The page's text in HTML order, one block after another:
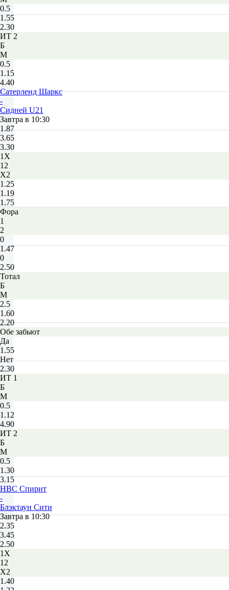
0.5
1.55
2.30
ИТ 2
Б
М
0.5
1.15
4.40
Сатерленд Шаркс
-
Сидней U21
Завтра в 10:30
1.87
3.65
3.30
1X
12
X2
1.25
1.19
1.75
Фора
1
2
0
1.47
0
2.50
Тотал
Б
М
2.5
1.60
2.20
Обе забьют
Да
1.55
Нет
2.30
ИТ 1
Б
М
0.5
1.12
4.90
ИТ 2
Б
М
0.5
1.30
3.15
НВС Спирит
-
Блэктаун Сити
Завтра в 10:30
2.35
3.45
2.50
1X
12
X2
1.40